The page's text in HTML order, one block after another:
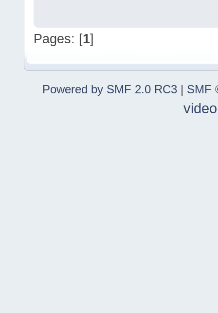
Pages: [1]
Powered by SMF 2.0 RC3 | SMF